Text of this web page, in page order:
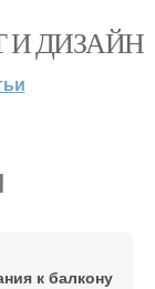
И ДИЗАЙН
к балкону